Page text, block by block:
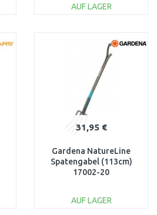
AUF LAGER
Vergleichen
31,95 €
Gardena NatureLine
Spatengabel (113cm)
17002-20
AUF LAGER